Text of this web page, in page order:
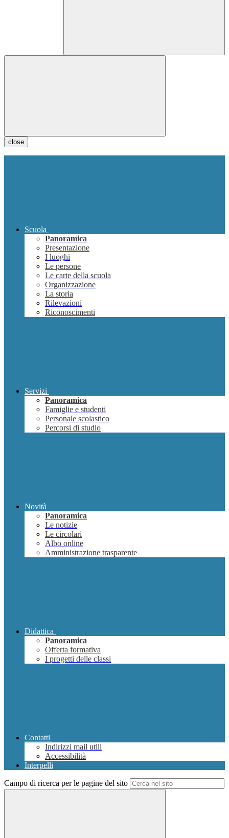
close
Scuola
Panoramica
Presentazione
I luoghi
Le persone
Le carte della scuola
Organizzazione
La storia
Rilevazioni
Riconoscimenti
Servizi
Panoramica
Famiglie e studenti
Personale scolastico
Percorsi di studio
Novità
Panoramica
Le notizie
Le circolari
Albo online
Amministrazione trasparente
Didattica
Panoramica
Offerta formativa
I progetti delle classi
Contatti
Indirizzi mail utili
Accessibilità
Interpelli
Campo di ricerca per le pagine del sito